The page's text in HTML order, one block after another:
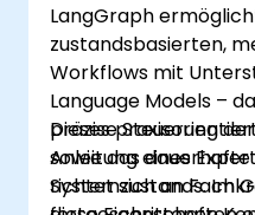
LangGraph
zustandsbasierten,
Workflows mit
Language Models –
präzise Steuerung
sowie das
Systemzustands. Im
Dieses
Anleitung eines
richtet sich an